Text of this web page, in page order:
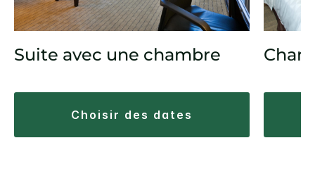
Suite avec une chambre
choisir des dates